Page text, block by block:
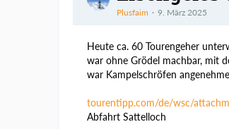
Plusfaim 9. März 2025
Heute ca. 60 Tourengeher
war ohne Grödel machbar, mit
war Kampelschröfen
tourentipp.com/de/wsc/
Abfahrt Sattelloch